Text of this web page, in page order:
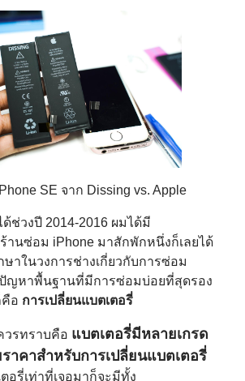
SE จาก Dissing vs. Apple
ช่วงปี 2014-2016 ผมได้มี
านซ่อม iPhone มาสักพักหนึ่งก็เลยได้
ษาในวงการช่างเกี่ยวกับการซ่อม
ญหาพื้นฐานที่มีการซ่อมบ่อยที่สุดรอง
อ การเปลี่ยนแบตเตอรี่
รทราบคือ แบตเตอรี่มีหลายเกรด
าคาสำหรับการเปลี่ยนแบตเตอรี่
อรี่เท่าที่เจอมาก็จะมีทั้ง